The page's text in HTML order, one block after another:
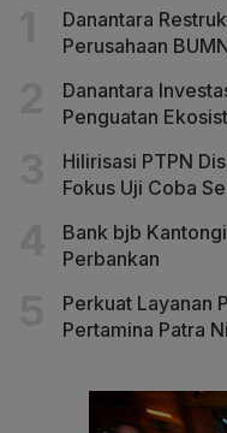
Danantara
Perusahaan
Danantara
Penguatan
Hilirisasi PTPN
Fokus Uji Coba
Bank bjb
Perbankan
Perkuat Layanan
Pertamina Patra